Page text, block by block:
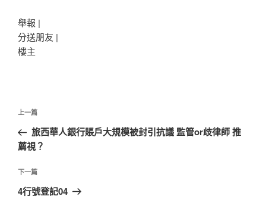
舉報 |
分送朋友 |
樓主
文
導
覽
上
一
篇
章
上一篇
旅西華人銀行賬戶大規模被封引抗議 監管or歧律師 推
薦視？
下
一
下一篇
4行號登記04